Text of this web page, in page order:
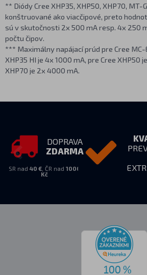
** Diódy Cree XHP35, XHP50, XHP70, MT-
konštruované ako viacčipové, preto
sú v skutočnosti 2x 500 mA resp. 4x 250
počtu čipov.
*** Maximálny napájací prúd pre Cree MC-
XHP35 HI je 4x 1000 mA, pre Cree XHP50
XHP70 je 2x 4000 mA.
DOPRAVA
ZDARMA
SR nad 40 €, ČR nad 1000
Kč